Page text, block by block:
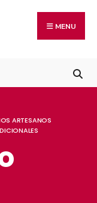
MENU
ARTESANOS